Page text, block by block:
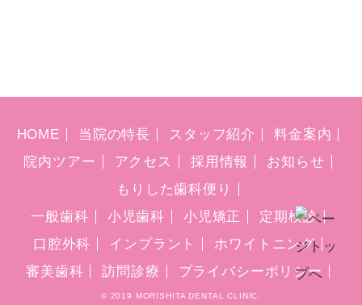
HOME 当院の特長 スタッフ紹介
料金案内
院内ツアー
アクセス 採用情報
お知らせ
もりした歯科便り
一般歯科
小児歯科 小児矯正
定期検診
口腔外科
インプラント
ホワイトニング
審美歯科
訪問診療 プライバシーポリシー
© 2019 MORISHITA DENTAL CLINIC.